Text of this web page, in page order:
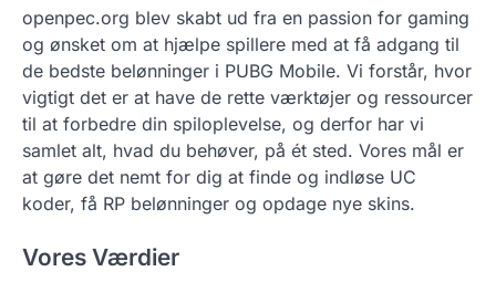
openpec.org blev skabt ud fra en passion for gaming
og ønsket om at hjælpe spillere med at få adgang til
de bedste belønninger i PUBG Mobile. Vi forstår, hvor
vigtigt det er at have de rette værktøjer og ressourcer
til at forbedre din spiloplevelse, og derfor har vi
samlet alt, hvad du behøver, på ét sted. Vores mål er
at gøre det nemt for dig at finde og indløse UC
koder, få RP belønninger og opdage nye skins.
Vores Værdier